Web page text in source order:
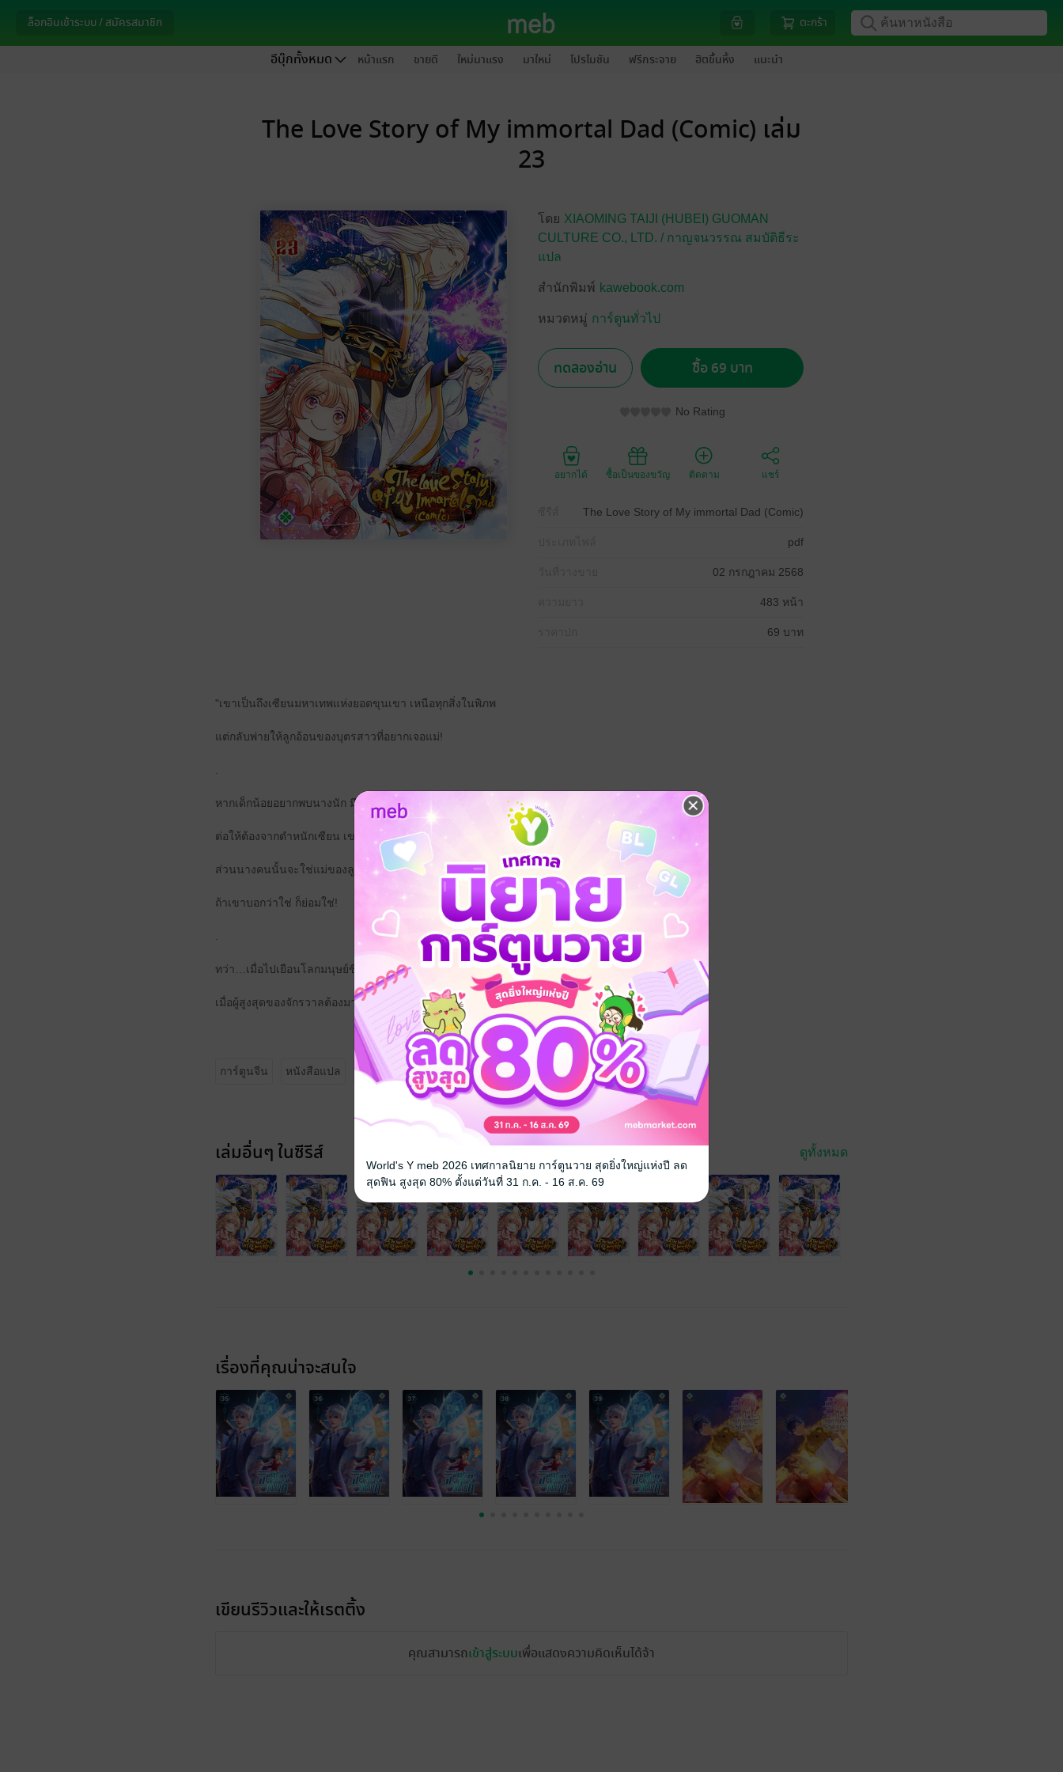
ล็อกอินเข้าระบบ / สมัครสมาชิก ตะกร้า
อีบุ๊กทั้งหมด หน้าแรก ขายดี ใหม่มาแรง มาใหม่ โปรโมชัน ฟรีกระจาย ฮิตขึ้นหิ้ง แนะนำ
The Love Story of My immortal Dad (Comic) เล่ม
23
โดย XIAOMING TAIJI (HUBEI) GUOMAN
CULTURE CO.,
LTD. / กาญจนวรรณ สมบัติธีระ
แปล
สำนักพิมพ์ kawebook.com
หมวดหมู่ การ์ตูนทั่วไป
ทดลองอ่าน ซื้อ 69 บาท
No Rating
อยากได้ ซื้อเป็นของขวัญ ติดตาม แชร์
The Love Story of My immortal Dad (Comic)
pdf
02 กรกฎาคม 2568
483 หน้า
69 บาท
"เขาเป็นถึงเซียนมหาเทพแห่งยอดขุนเขา เหนือทุกสิ่งในพิภพ
แต่กลับพ่ายให้ลูกอ้อนของบุตรสาวที่อยากเจอแม่!
หากเด็กน้อยอยากพบนางนัก มีหรือพ่อคนนี้จะขัดใจ
ต่อให้ต้องจากตำหนักเซียน เขาก็พร้อมจะทำ!
ส่วนนางคนนั้นจะใช่แม่ของลูกจริงหรือไม่
ถ้าเขาบอกว่าใช่ ก็ย่อมใช่!
ทว่า…เมื่อไปเยือนโลกมนุษย์ชีวิตกลับพลิกผัน
เมื่อผู้สูงสุดของจักรวาลต้องมาแต่งงานในฐานะลูกเขยตระกูลหลิง!!!"
การ์ตูนจีน หนังสือแปล แฟนตาซี ย้อนยุค/พีเรียด
เล่มอื่นๆ ในซีรีส์ ดูทั้งหมด
เรื่องที่คุณน่าจะสนใจ
เขียนรีวิวและให้เรตติ้ง
คุณสามารถเข้าสู่ระบบเพื่อแสดงความคิดเห็นได้จ้า
World's Y meb 2026 เทศกาลนิยาย การ์ตูนวาย สุดยิ่งใหญ่แห่งปี ลด
สุดฟิน สูงสุด 80% ตั้งแต่วันที่ 31 ก.ค. - 16 ส.ค. 69